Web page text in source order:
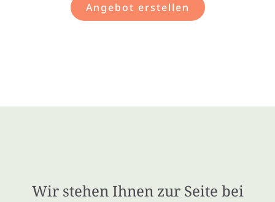
Angebot erstellen
Wir stehen Ihnen zur Seite bei